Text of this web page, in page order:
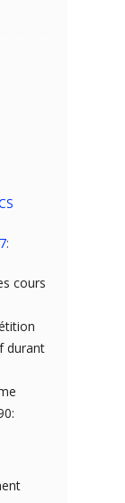
cours
durant